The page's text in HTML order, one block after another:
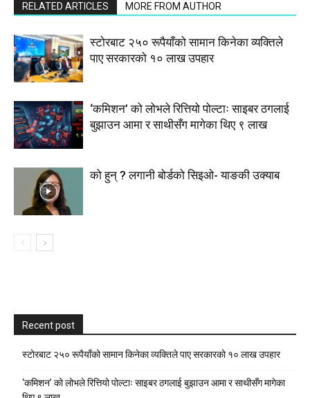
RELATED ARTICLES MORE FROM AUTHOR
स्टाेरबाट २५० रूपैयाँको सामान किनेका व्यक्तिले
पाए सरकारको १० लाख उपहार
‘कमिशन’ को लोभले रित्तियो पोल्टाः साइबर ठगलाई
बुझाउन आमा र साथीसँग मागेका थिए ९ लाख
को हुन् ? लगानी बोर्डको सिइओ- याङकी उक्याब
Recent post
स्टाेरबाट २५० रूपैयाँको सामान किनेका व्यक्तिले पाए सरकारको १० लाख उपहार
‘कमिशन’ को लोभले रित्तियो पोल्टाः साइबर ठगलाई बुझाउन आमा र साथीसँग मागेका